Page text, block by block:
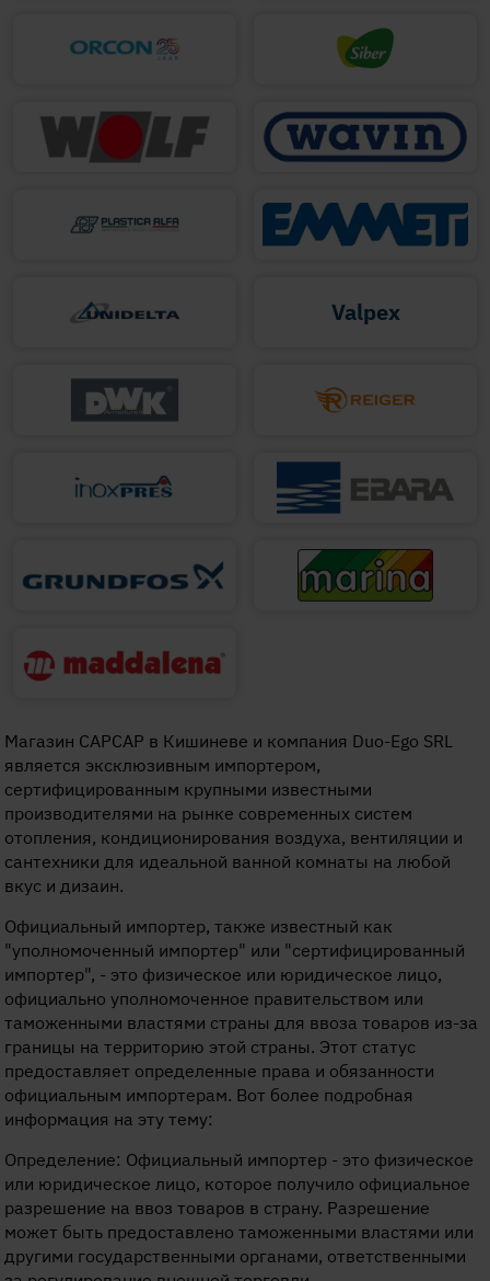
Valpex
Магазин CAPCAP в Кишиневе и компания Duo-Ego SRL
является эксклюзивным импортером,
сертифицированным крупными известными
производителями на рынке современных систем
отопления, кондиционирования воздуха, вентиляции и
сантехники для идеальной ванной комнаты на любой
вкус и дизаин.
Официальный импортер, также известный как
"уполномоченный импортер" или "сертифицированный
импортер", - это физическое или юридическое лицо,
официально уполномоченное правительством или
таможенными властями страны для ввоза товаров из-за
границы на территорию этой страны. Этот статус
предоставляет определенные права и обязанности
официальным импортерам. Вот более подробная
информация на эту тему:
Определение: Официальный импортер - это физическое
или юридическое лицо, которое получило официальное
разрешение на ввоз товаров в страну. Разрешение
может быть предоставлено таможенными властями или
другими государственными органами, ответственными